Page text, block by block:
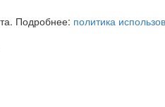
Подробнее: политика